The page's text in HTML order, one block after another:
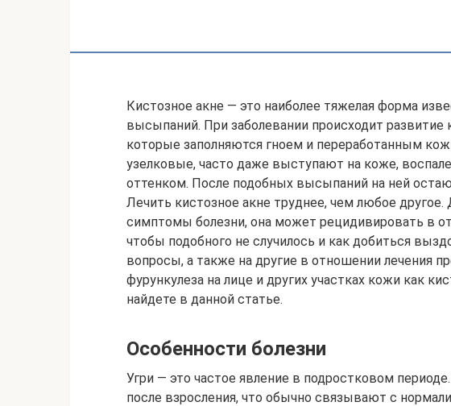
Кистозное акне — это наиболее тяжелая форма
высыпаний. При заболевании происходит развитие
которые заполняются гноем и переработанным
узелковые, часто даже выступают на коже,
оттенком. После подобных высыпаний на ней
Лечить кистозное акне труднее, чем любое
симптомы болезни, она может рецидивировать в
чтобы подобного не случилось и как добиться
вопросы, а также на другие в отношении лечения
фурункулеза на лице и других участках кожи как
найдете в данной статье.
Особенности болезни
Угри — это частое явление в подростковом
после взросления, что обычно связывают с